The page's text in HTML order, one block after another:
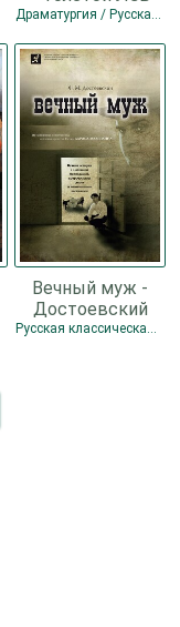
Николаевич
Драматургия / Русская классическая проза
Вечный муж -
Достоевский
Федор
Русская классическая проза